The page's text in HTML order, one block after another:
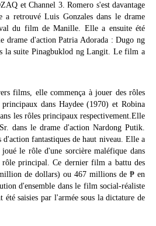
et Channel 3. Romero s'est davantage
a retrouvé Luis Gonzales dans le drame
du film de Manille. Elle a ensuite été
drame d'action Patria Adorada : Dugo ng
la suite Pinagbuklod ng Langit. Le film a
films, elle commença à jouer des rôles
dans Haydee (1970) et Robina
les rôles principaux respectivement.Elle
dans le drame d'action Nardong Putik.
fantastiques de haut niveau. Elle a
le rôle d'une sorcière maléfique dans
principal. Ce dernier film a battu des
de dollars) ou 467 millions de ₱ en
d'ensemble dans le film social-réaliste
été saisies par l'armée sous la dictature de